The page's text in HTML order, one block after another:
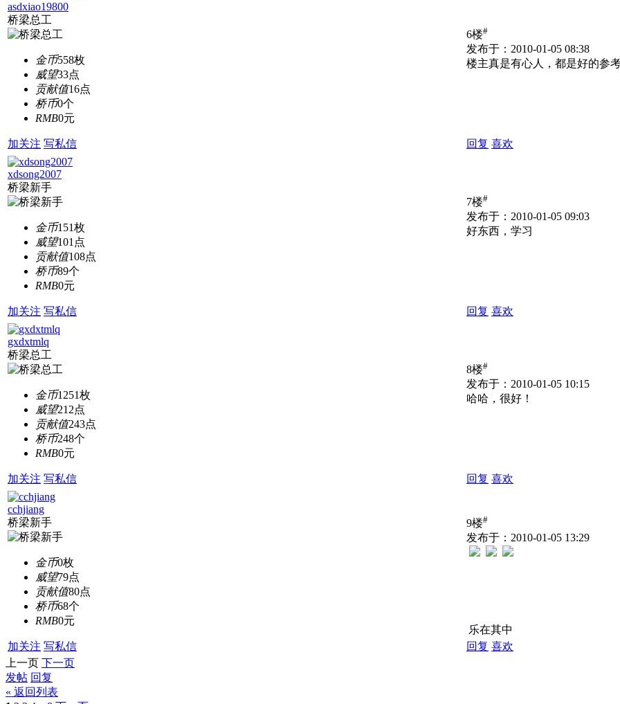
asdxiao19800
桥梁总工
金币558枚
威望33点
贡献值16点
桥币0个
RMB0元
加关注 写私信
6楼#
发布于：2010-01-05 08:38
楼主真是有心人，都是好的参
回复 喜欢
xdsong2007
桥梁新手
金币151枚
威望101点
贡献值108点
桥币89个
RMB0元
加关注 写私信
7楼#
发布于：2010-01-05 09:03
好东西，学习
回复 喜欢
gxdxtmlq
桥梁总工
金币1251枚
威望212点
贡献值243点
桥币248个
RMB0元
加关注 写私信
8楼#
发布于：2010-01-05 10:15
哈哈，很好！
回复 喜欢
cchjiang
桥梁新手
金币0枚
威望79点
贡献值80点
桥币68个
RMB0元
加关注 写私信
9楼#
发布于：2010-01-05 13:29
乐在其中
回复 喜欢
上一页 下一页
发帖 回复
« 返回列表